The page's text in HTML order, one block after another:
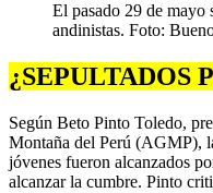
El pasado 29 de mayo
andinistas. Foto:
¿SEPULTADOS
Según Beto Pinto Toledo,
Montaña del Perú (AGMP),
jóvenes fueron alcanzados
alcanzar la cumbre. Pinto